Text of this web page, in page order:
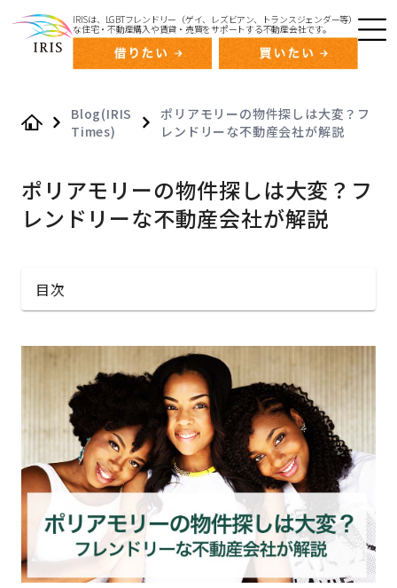
IRISは、LGBTフレンドリー（ゲイ、レズビアン、トランスジェンダー等）
な住宅・不動産購入や賃貸・売買をサポートする不動産会社です。
Blog(IRIS
Times)
ポリアモリーの物件探しは大変？フ
レンドリーな不動産会社が解説
ポリアモリーの物件探しは大変？フ
レンドリーな不動産会社が解説
目次